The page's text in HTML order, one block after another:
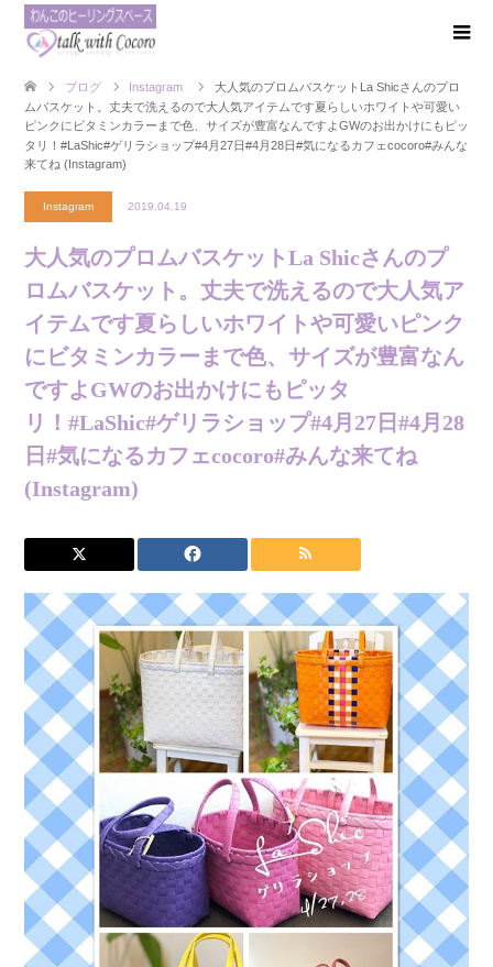
ブログ Instagram
大人気のプロムバスケット La Shicさんのプロ
ムバスケット。 丈夫で洗えるので 大人気アイテムです 夏らしいホワイトや 可愛い
ピンクに ビタミンカラーまで 色、サイズが豊富なんですよ GWのお出かけにもピッ
タリ！ #LaShic #ゲリラショップ #4月27日 #4月28日 #気になるカフェcocoro #みんな
来てね (Instagram)
Instagram 2019.04.19
大人気のプロムバスケット La Shicさんのプ
ロムバスケット。 丈夫で洗えるので 大人気ア
イテムです 夏らしいホワイトや 可愛いピンク
に ビタミンカラーまで 色、サイズが豊富なん
ですよ GWのお出かけにもピッタ
リ！ #LaShic #ゲリラショップ #4月27日 #4月28
日 #気になるカフェcocoro #みんな来てね
(Instagram)